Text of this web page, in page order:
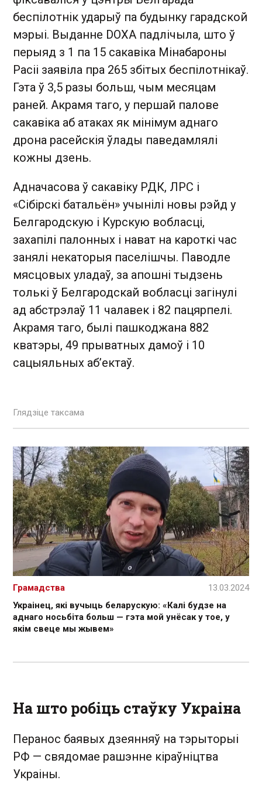
беспілотнік ударыў па будынку гарадской
мэрыі. Выданне DOXA падлічыла, што ў
перыяд з 1 па 15 сакавіка Мінабароны
Расіі заявіла пра 265 збітых беспілотнікаў.
Гэта ў 3,5 разы больш, чым месяцам
раней. Акрамя таго, у першай палове
сакавіка аб атаках як мінімум аднаго
дрона расейскія ўлады паведамлялі
кожны дзень.
Адначасова ў сакавіку РДК, ЛРС і
«Сібірскі батальён» учынілі новы рэйд у
Белгародскую і Курскую вобласці,
захапілі палонных і нават на кароткі час
занялі некаторыя паселішчы. Паводле
мясцовых уладаў, за апошні тыдзень
толькі ў Белгародскай вобласці загінулі
ад абстрэлаў 11 чалавек і 82 пацярпелі.
Акрамя таго, былі пашкоджана 882
кватэры, 49 прыватных дамоў і 10
сацыяльных абʼектаў.
Глядзіце таксама
Украінец, які вучыць беларускую: «Калі будзе на
аднаго носьбіта больш — гэта мой унёсак у тое, у
якім свеце мы жывем»
Грамадства 13.03.2024
На што робіць стаўку Украіна
Перанос баявых дзеянняў на тэрыторыі
РФ — свядомае рашэнне кіраўніцтва
Украіны.